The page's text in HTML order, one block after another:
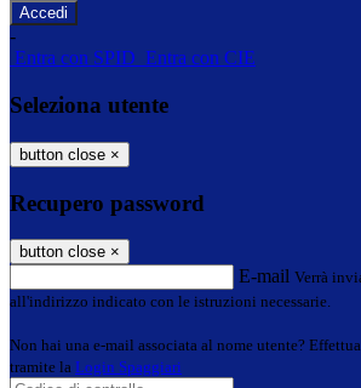
-
Entra con SPID Entra con CIE
Seleziona utente
button close ×
Recupero password
button close ×
E-mail Verrà
all'indirizzo indicato con le istruzioni necessarie.
Non hai una e-mail associata al nome utente?
tramite la Login Spaggiari